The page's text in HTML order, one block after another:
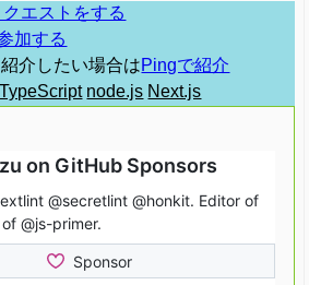
エストをする
加する
介したい場合はPingで紹介
TypeScript node.js Next.js